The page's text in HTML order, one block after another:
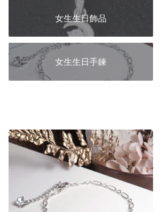
女生生日飾品
女生生日手鍊